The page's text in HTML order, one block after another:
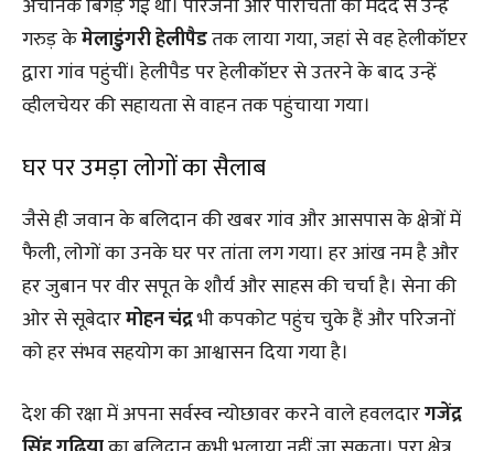
अचानक बिगड़ गई थी। परिजनों और परिचितों की मदद से उन्हें
गरुड़ केमेलाडुंगरी हेलीपैडतक लाया गया, जहां से वह हेलीकॉप्टर
द्वारा गांव पहुंचीं। हेलीपैड पर हेलीकॉप्टर से उतरने के बाद उन्हें
व्हीलचेयर की सहायता से वाहन तक पहुंचाया गया।
घर पर उमड़ा लोगों का सैलाब
जैसे ही जवान के बलिदान की खबर गांव और आसपास के क्षेत्रों में
फैली, लोगों का उनके घर पर तांता लग गया। हर आंख नम है और
हर जुबान पर वीर सपूत के शौर्य और साहस की चर्चा है। सेना की
ओर से सूबेदारमोहन चंद्रभी कपकोट पहुंच चुके हैं और परिजनों
को हर संभव सहयोग का आश्वासन दिया गया है।
देश की रक्षा में अपना सर्वस्व न्योछावर करने वाले हवलदारगजेंद्र